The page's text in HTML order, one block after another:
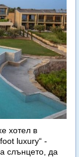
хотел в
luxury“ -
слънцето, да